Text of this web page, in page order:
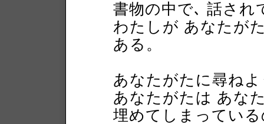
書物の中で､ 話され
わたしが あなたが
ある。
あなたがたに尋ね
あなたがたは あな
埋めてしまってい